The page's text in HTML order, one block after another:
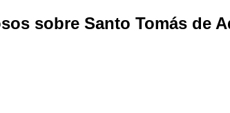
sobre Santo Tomás de